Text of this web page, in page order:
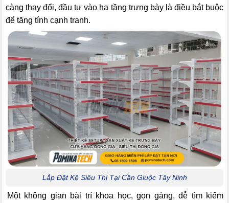
càng thay đổi, đầu tư vào hạ tầng trưng bày là điều bắt buộc
để tăng tính cạnh tranh.
Lắp Đặt Kệ Siêu Thị Tại Cần Giuộc Tây Ninh
Một không gian bài trí khoa học, gọn gàng, dễ tìm kiếm